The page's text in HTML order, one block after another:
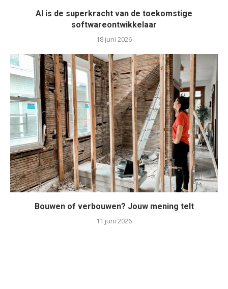
AI is de superkracht van de toekomstige
softwareontwikkelaar
18 juni 2026
Bouwen of verbouwen? Jouw mening telt
11 juni 2026